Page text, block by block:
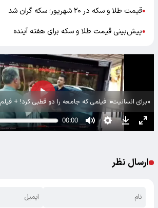
●قیمت طلا و سکه در ۲۰ شهریور؛ سکه گران شد
●پیش‌بینی قیمت طلا و سکه برای هفته آینده
«برای انسانیت»؛ فیلمی که جامعه را دو قطبی کرد! + فیلم
ارسال نظر